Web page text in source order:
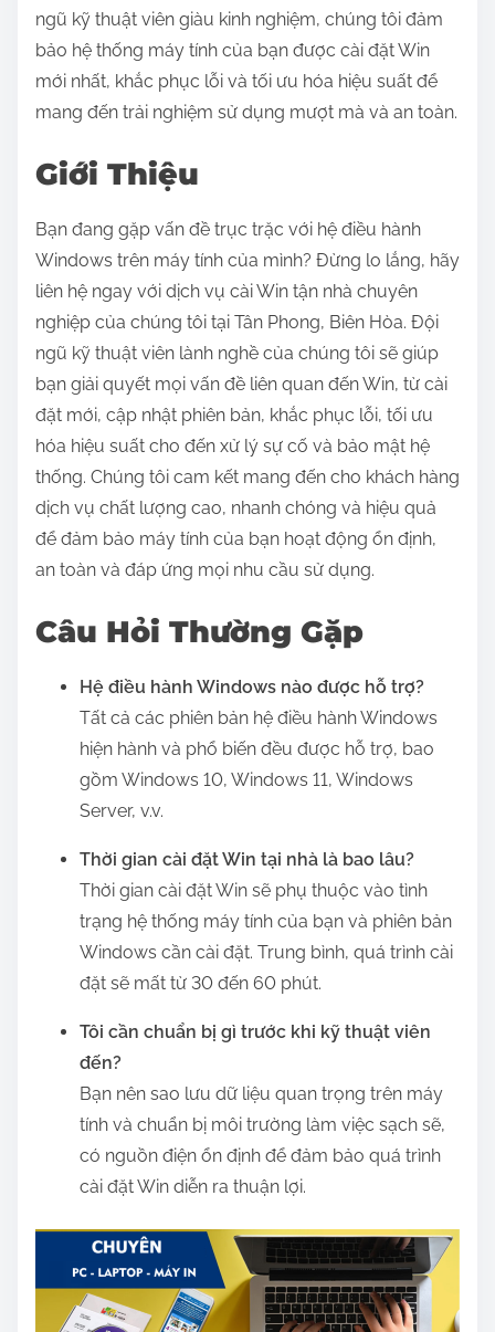
ngũ kỹ thuật viên giàu kinh nghiệm, chúng tôi đảm
bảo hệ thống máy tính của bạn được cài đặt Win
mới nhất, khắc phục lỗi và tối ưu hóa hiệu suất để
mang đến trải nghiệm sử dụng mượt mà và an toàn.
Giới Thiệu
Bạn đang gặp vấn đề trục trặc với hệ điều hành
Windows trên máy tính của mình? Đừng lo lắng, hãy
liên hệ ngay với dịch vụ cài Win tận nhà chuyên
nghiệp của chúng tôi tại Tân Phong, Biên Hòa. Đội
ngũ kỹ thuật viên lành nghề của chúng tôi sẽ giúp
bạn giải quyết mọi vấn đề liên quan đến Win, từ cài
đặt mới, cập nhật phiên bản, khắc phục lỗi, tối ưu
hóa hiệu suất cho đến xử lý sự cố và bảo mật hệ
thống. Chúng tôi cam kết mang đến cho khách hàng
dịch vụ chất lượng cao, nhanh chóng và hiệu quả
để đảm bảo máy tính của bạn hoạt động ổn định,
an toàn và đáp ứng mọi nhu cầu sử dụng.
Câu Hỏi Thường Gặp
Hệ điều hành Windows nào được hỗ trợ?
Tất cả các phiên bản hệ điều hành Windows
hiện hành và phổ biến đều được hỗ trợ, bao
gồm Windows 10, Windows 11, Windows
Server, v.v.
Thời gian cài đặt Win tại nhà là bao lâu?
Thời gian cài đặt Win sẽ phụ thuộc vào tình
trạng hệ thống máy tính của bạn và phiên bản
Windows cần cài đặt. Trung bình, quá trình cài
đặt sẽ mất từ 30 đến 60 phút.
Tôi cần chuẩn bị gì trước khi kỹ thuật viên
đến?
Bạn nên sao lưu dữ liệu quan trọng trên máy
tính và chuẩn bị môi trường làm việc sạch sẽ,
có nguồn điện ổn định để đảm bảo quá trình
cài đặt Win diễn ra thuận lợi.